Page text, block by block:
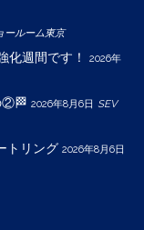
ールーム東京
化週間です！
2026年
②🏁 2026年8月6日 SEV
トリング 2026年8月6日